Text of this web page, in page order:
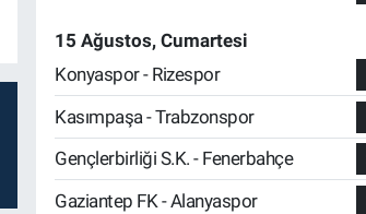
15 Ağustos, Cumartesi
Konyaspor - Rizespor
Kasımpaşa - Trabzonspor
Gençlerbirliği S.K. - Fenerbahçe
Gaziantep FK - Alanyaspor